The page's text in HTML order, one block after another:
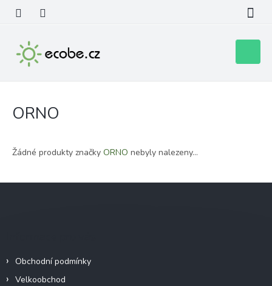
obsah
košík
ORNO
Žádné produkty značky ORNO nebyly nalezeny...
Obchodní podmínky
Velkoobchod